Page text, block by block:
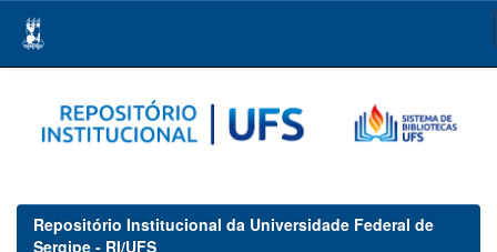
navigation
Repositório Institucional da Universidade Federal de
Sergipe - RI/UFS